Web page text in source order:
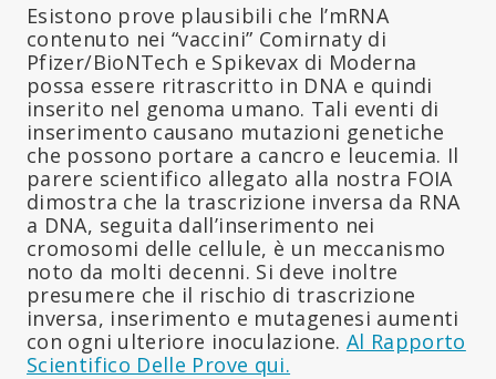
Esistono prove plausibili che l’mRNA
contenuto nei “vaccini” Comirnaty di
Pfizer/BioNTech e Spikevax di Moderna
possa essere ritrascritto in DNA e quindi
inserito nel genoma umano. Tali eventi di
inserimento causano mutazioni genetiche
che possono portare a cancro e leucemia. Il
parere scientifico allegato alla nostra FOIA
dimostra che la trascrizione inversa da RNA
a DNA, seguita dall’inserimento nei
cromosomi delle cellule, è un meccanismo
noto da molti decenni. Si deve inoltre
presumere che il rischio di trascrizione
inversa, inserimento e mutagenesi aumenti
con ogni ulteriore inoculazione. Al Rapporto
Scientifico Delle Prove qui.